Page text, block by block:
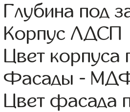
Глубина под
Корпус ЛДСП
Цвет корпуса
Фасады -
Цвет фасада